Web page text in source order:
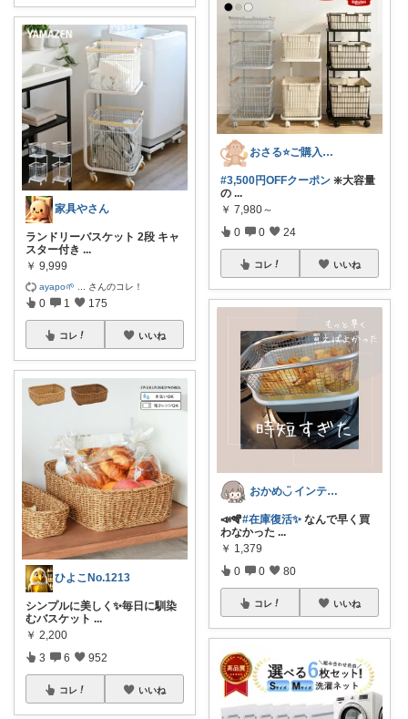
家具やさん
ランドリーバスケット 2段 キャ
スター付き ...
￥ 9,999
ayapo🌱 さんのコレ！
0 1 175
コレ いいね
ひよこNo.1213
シンプルに美しく✨️毎日に馴染
むバスケット ...
￥ 2,200
3 6 952
コレ いいね
おさる⭐ご購入感謝🐹
#3,500円OFFクーポン ❇️大容量
の ...
￥ 7,980～
0 0 24
コレ いいね
おかめ◡̈ インテリア❁美味しいもの❁
📣🪇#在庫復活✨ なんで早く買
わなかった ...
￥ 1,379
0 0 80
コレ いいね